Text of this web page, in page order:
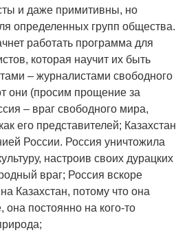
и даже примитивны, но
определенных групп общества.
работать программа для
которая научит их быть
– журналистами свободного
они (просим прощение за
– враг свободного мира,
его представителей; Казахстан
России. Россия уничтожила
настроив своих дурацких
враг; Россия вскоре
Казахстан, потому что она
она постоянно на кого-то